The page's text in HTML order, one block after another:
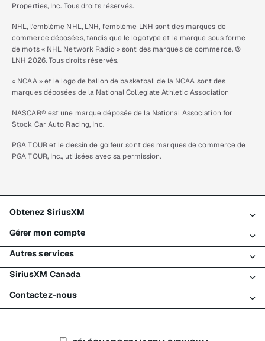
Properties, Inc. Tous droits réservés.
NHL, l’emblème NHL, LNH, l’emblème LNH sont des marques de
commerce déposées, tandis que le logotype et la marque sous forme
de mots « NHL Network Radio » sont des marques de commerce. ©
LNH 2026. Tous droits réservés.
« NCAA » et le logo de ballon de basketball de la NCAA sont des
marques déposées de la National Collegiate Athletic Association
NASCAR® est une marque déposée de la National Association for
Stock Car Auto Racing, Inc.
PGA TOUR et le dessin de golfeur sont des marques de commerce de
PGA TOUR, Inc., utilisées avec sa permission.
Obtenez SiriusXM
Tous les forfaits
Mon essai SiriusXM
Mon abonnement
Essai gratuit de SiriusXM
Magasiner
Gérer mon compte
Connexion
Enregistrement
Effectuer un paiement
Transfert de service
Autres services
Traffic et Travel
Entreprises
SiriusXM Canada
À propos de SiriusXM
Contactez-nous